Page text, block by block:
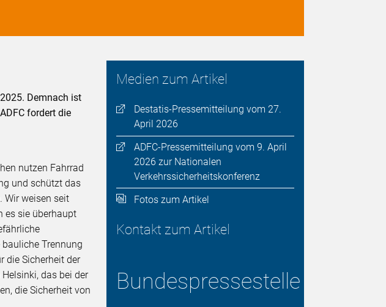
Medien zum Artikel
Destatis-Pressemitteilung vom 27.
April 2026
ADFC-Pressemitteilung vom 9. April
2026 zur Nationalen
Verkehrssicherheitskonferenz
Fotos zum Artikel
Kontakt zum Artikel
Bundespressestelle
Demnach ist
fordert die
nutzen Fahrrad
und schützt das
Wir weisen seit
es sie überhaupt
Trennung
die Sicherheit der
das bei der
die Sicherheit von